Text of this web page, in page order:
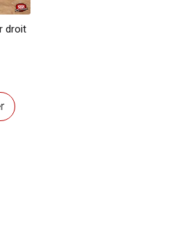
droit